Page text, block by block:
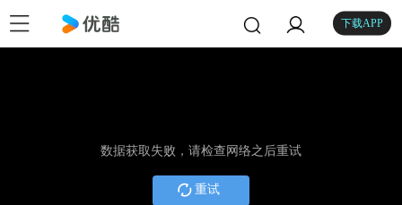
下载APP
数据获取失败，请检查网络之后重试
重试